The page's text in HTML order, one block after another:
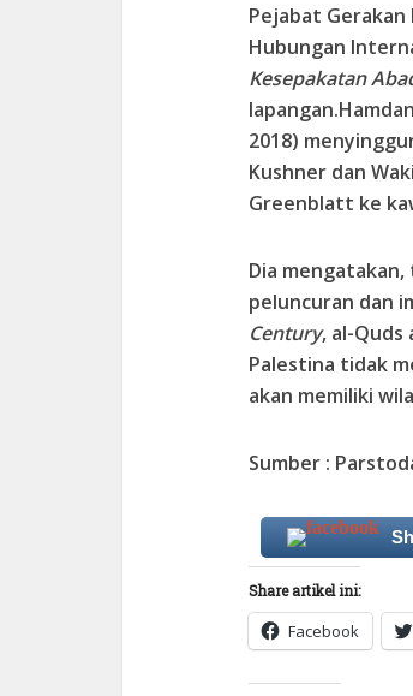
Pejabat Gerakan
Hubungan
Kesepakatan
2018)
Kushner dan
Greenblatt ke
Dia
peluncuran dan
Century, al-Quds
Palestina tidak
akan memiliki
Sumber :
Share artikel ini:
Facebook